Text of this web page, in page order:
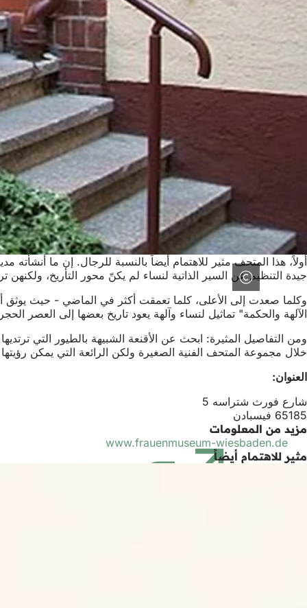
أولاً، هذا المتحف مثير للاهتمام أيضاً بالنسبة للرجال. إن ما
جيدة التنظيم عن السير الذاتية لنساء لم يكنّ محور التأريخ، ولكنهن
وكلما صعدت إلى الأعلى، كلما تعمقت أكثر في الماضي - حيث يوثق
الآلهة والحكمة" تماثيل لنساء وآلهة يعود تاريخ بعضها إلى العصر الحجري. تضم المجموعة 400 نسخة مقلدة وأصلية تقدم
ومن التفاصيل المثيرة: ابحث عن الأقنعة الشبيهة بالطيور التي
خلال مجموعة المتحف الفنية الصغيرة ولكن الرائعة التي يمكن
العنوان:
شارع فورث شتراسه 5
65185 فيسبادن
مزيد من المعلومات
www.frauenmuseum-wiesbaden.de
مثير للاهتمام أيضاً